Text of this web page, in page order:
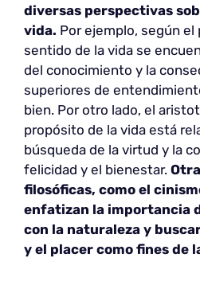
diversas perspectivas
vida. Por ejemplo, según el
sentido de la vida se
del conocimiento y la
superiores de
bien. Por otro lado, el
propósito de la vida está
búsqueda de la virtud y la
felicidad y el bienestar.
filosóficas, como el
enfatizan la importancia
con la naturaleza y
y el placer como fines de